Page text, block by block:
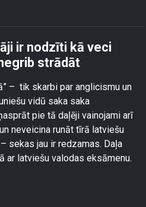
ir nodzīti kā veci
strādāt
– tik skarbi par anglicismu un
vidū saka saka
pie tā daļēji vainojami arī
neveicina runāt tīrā latviešu
sekas jau ir redzamas. Daļa
ar latviešu valodas eksāmenu.